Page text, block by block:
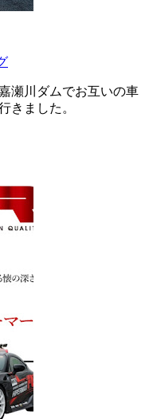
瀬川ダムでお互いの車
きました。